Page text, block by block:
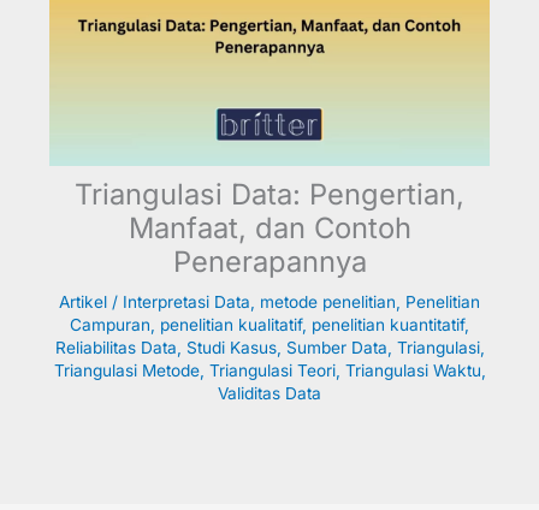
Triangulasi Data: Pengertian,
Manfaat, dan Contoh
Penerapannya
Artikel / Interpretasi Data, metode penelitian, Penelitian
Campuran, penelitian kualitatif, penelitian kuantitatif,
Reliabilitas Data, Studi Kasus, Sumber Data, Triangulasi,
Triangulasi Metode, Triangulasi Teori, Triangulasi Waktu,
Validitas Data